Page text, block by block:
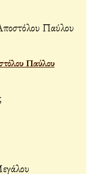
Παύλου